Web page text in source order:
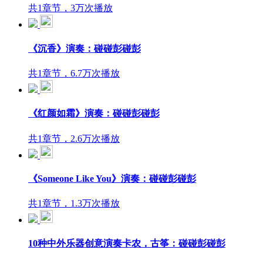
共1章节，3万次播放
《沉香》演奏：碰碰彭碰彭
共1章节，6.7万次播放
《红颜如霜》演奏：碰碰彭碰彭
共1章节，2.6万次播放
《Someone Like You》演奏：碰碰彭碰彭
共1章节，1.3万次播放
10种中外乐器创意演奏卡农，古筝：碰碰彭碰彭